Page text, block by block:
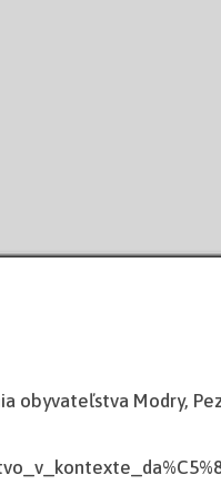
obyvateľstva Modry,